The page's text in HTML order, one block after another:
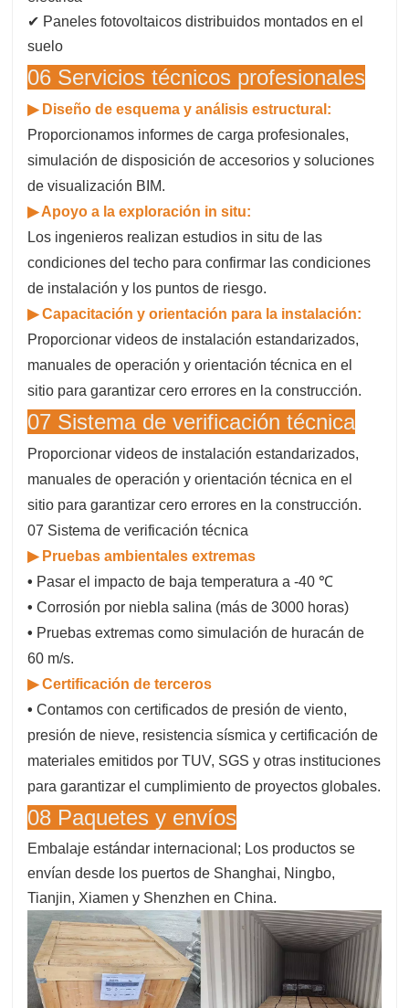
✔ Paneles fotovoltaicos distribuidos montados en el
suelo
06 Servicios técnicos profesionales
▶ Diseño de esquema y análisis estructural:
Proporcionamos informes de carga profesionales,
simulación de disposición de accesorios y soluciones
de visualización BIM.
▶Apoyo a la exploración in situ:
Los ingenieros realizan estudios in situ de las
condiciones del techo para confirmar las condiciones
de instalación y los puntos de riesgo.
▶Capacitación y orientación para la instalación:
Proporcionar videos de instalación estandarizados,
manuales de operación y orientación técnica en el
sitio para garantizar cero errores en la construcción.
07 Sistema de verificación técnica
Proporcionar videos de instalación estandarizados,
manuales de operación y orientación técnica en el
sitio para garantizar cero errores en la construcción.
07 Sistema de verificación técnica
▶ Pruebas ambientales extremas
• Pasar el impacto de baja temperatura a -40 ℃
•Corrosión por niebla salina (más de 3000 horas)
• Pruebas extremas como simulación de huracán de
60 m/s.
▶ Certificación de terceros
•Contamos con certificados de presión de viento,
presión de nieve, resistencia sísmica y certificación de
materiales emitidos por TUV, SGS y otras instituciones
para garantizar el cumplimiento de proyectos globales.
08 Paquetes y envíos
Embalaje estándar internacional; Los productos se
envían desde los puertos de Shanghai, Ningbo,
Tianjin, Xiamen y Shenzhen en China.